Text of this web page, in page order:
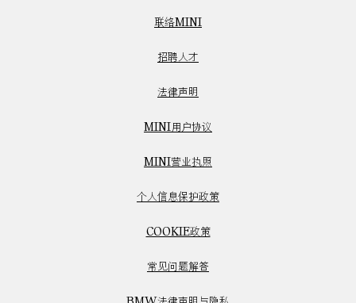
联络MINI
招聘人才
法律声明
MINI用户协议
MINI营业执照
个人信息保护政策
COOKIE政策
常见问题解答